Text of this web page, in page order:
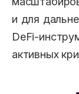
и для
DeFi-
активных